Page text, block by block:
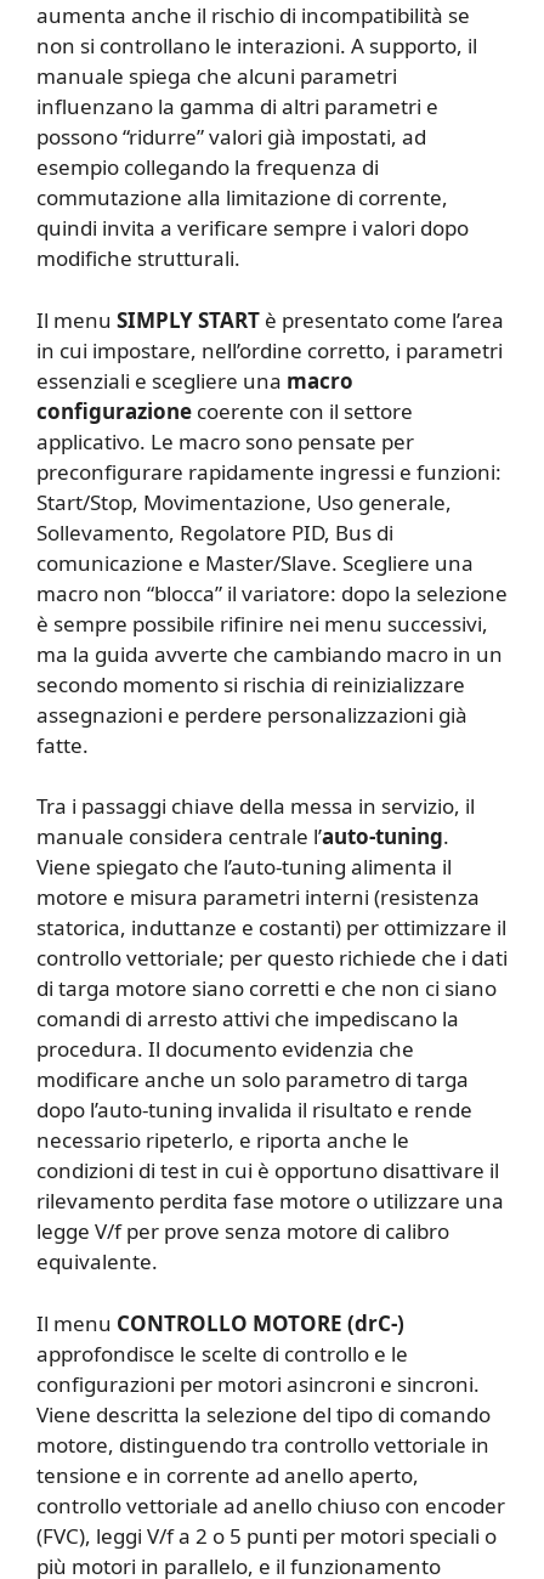
aumenta anche il rischio di incompatibilità se
non si controllano le interazioni. A supporto, il
manuale spiega che alcuni parametri
influenzano la gamma di altri parametri e
possono “ridurre” valori già impostati, ad
esempio collegando la frequenza di
commutazione alla limitazione di corrente,
quindi invita a verificare sempre i valori dopo
modifiche strutturali.
Il menu SIMPLY START è presentato come l’area
in cui impostare, nell’ordine corretto, i parametri
essenziali e scegliere una macro
configurazione coerente con il settore
applicativo. Le macro sono pensate per
preconfigurare rapidamente ingressi e funzioni:
Start/Stop, Movimentazione, Uso generale,
Sollevamento, Regolatore PID, Bus di
comunicazione e Master/Slave. Scegliere una
macro non “blocca” il variatore: dopo la selezione
è sempre possibile rifinire nei menu successivi,
ma la guida avverte che cambiando macro in un
secondo momento si rischia di reinizializzare
assegnazioni e perdere personalizzazioni già
fatte.
Tra i passaggi chiave della messa in servizio, il
manuale considera centrale l’auto-tuning.
Viene spiegato che l’auto-tuning alimenta il
motore e misura parametri interni (resistenza
statorica, induttanze e costanti) per ottimizzare il
controllo vettoriale; per questo richiede che i dati
di targa motore siano corretti e che non ci siano
comandi di arresto attivi che impediscano la
procedura. Il documento evidenzia che
modificare anche un solo parametro di targa
dopo l’auto-tuning invalida il risultato e rende
necessario ripeterlo, e riporta anche le
condizioni di test in cui è opportuno disattivare il
rilevamento perdita fase motore o utilizzare una
legge V/f per prove senza motore di calibro
equivalente.
Il menu CONTROLLO MOTORE (drC-)
approfondisce le scelte di controllo e le
configurazioni per motori asincroni e sincroni.
Viene descritta la selezione del tipo di comando
motore, distinguendo tra controllo vettoriale in
tensione e in corrente ad anello aperto,
controllo vettoriale ad anello chiuso con encoder
(FVC), leggi V/f a 2 o 5 punti per motori speciali o
più motori in parallelo, e il funzionamento